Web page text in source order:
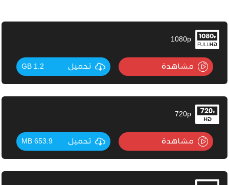
1080p
مشاهدة تحميل 1.2 GB
720p
مشاهدة تحميل 653.9 MB